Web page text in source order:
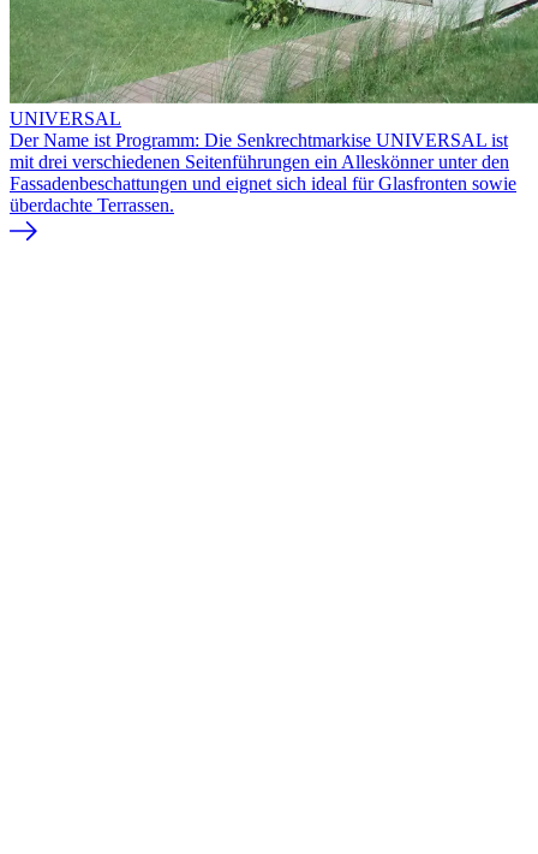
UNIVERSAL
Der Name ist Programm: Die Senkrechtmarkise UNIVERSAL ist
mit drei verschiedenen Seitenführungen ein Alleskönner unter den
Fassadenbeschattungen und eignet sich ideal für Glasfronten sowie
überdachte Terrassen.